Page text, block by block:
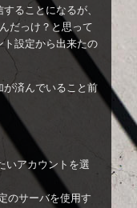
ることになるが、
だっけ？と思って
ト設定から出来たの
が済んでいること前
いアカウントを選
のサーバを使用す